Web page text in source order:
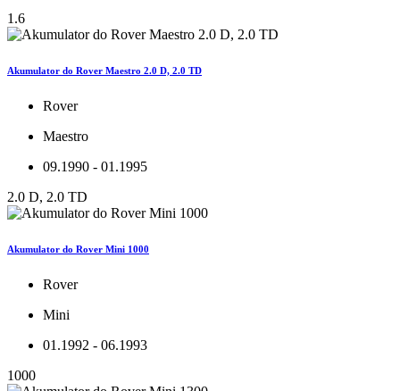
1.6
Akumulator do Rover Maestro 2.0 D, 2.0 TD
Rover
Maestro
09.1990 - 01.1995
2.0 D, 2.0 TD
Akumulator do Rover Mini 1000
Rover
Mini
01.1992 - 06.1993
1000